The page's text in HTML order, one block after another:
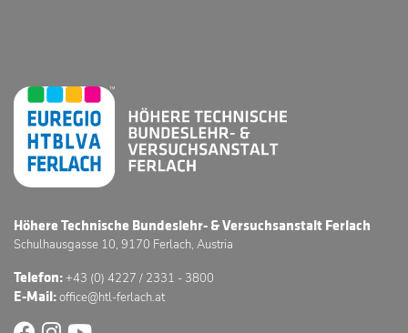
Höhere Technische Bundeslehr- & Versuchsanstalt Ferlach
Schulhausgasse 10, 9170 Ferlach, Austria
Telefon:+43 (0) 4227 / 2331 - 3800
E-Mail:office@htl-ferlach.at